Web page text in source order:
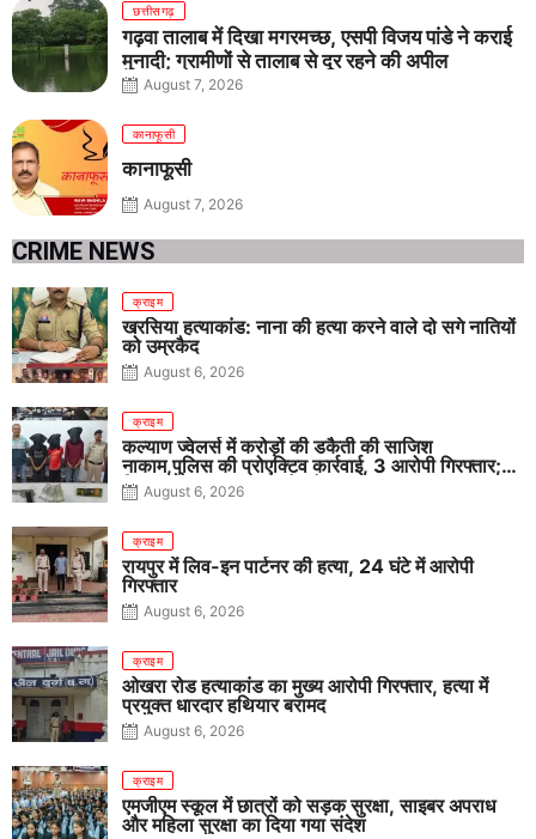
छत्तीसगढ़
गढ़वा तालाब में दिखा मगरमच्छ, एसपी विजय पांडे ने कराई
मुनादी; ग्रामीणों से तालाब से दूर रहने की अपील
August 7, 2026
कानाफूसी
कानाफूसी
August 7, 2026
CRIME NEWS
क्राइम
खरसिया हत्याकांड: नाना की हत्या करने वाले दो सगे नातियों
को उम्रकैद
August 6, 2026
क्राइम
कल्याण ज्वेलर्स में करोड़ों की डकैती की साजिश
नाकाम,पुलिस की प्रोएक्टिव कार्रवाई, 3 आरोपी गिरफ्तार;
पिस्टल, कारतूस, चाकू और मोबाइल बरामद
August 6, 2026
क्राइम
रायपुर में लिव-इन पार्टनर की हत्या, 24 घंटे में आरोपी
गिरफ्तार
August 6, 2026
क्राइम
ओखरा रोड हत्याकांड का मुख्य आरोपी गिरफ्तार, हत्या में
प्रयुक्त धारदार हथियार बरामद
August 6, 2026
क्राइम
एमजीएम स्कूल में छात्रों को सड़क सुरक्षा, साइबर अपराध
और महिला सुरक्षा का दिया गया संदेश